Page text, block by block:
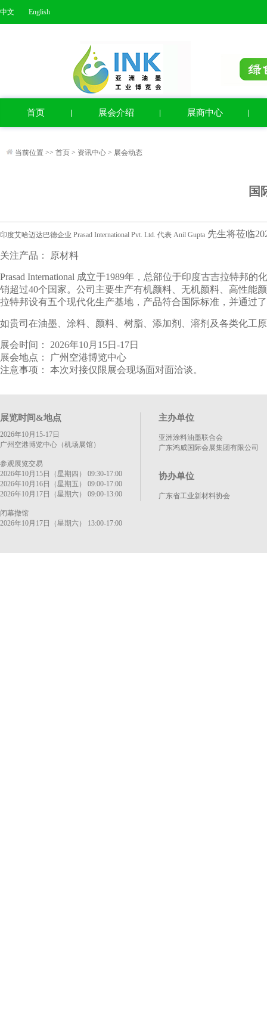
中文 English
首页 展会介绍 展商中心
当前位置 >> 首页 > 资讯中心 > 展会动态
国
印度艾哈迈达巴德企业 Prasad International Pvt. Ltd. 代表 Anil Gupta 先生将莅临
关注产品： 原材料
Prasad International 成立于1989年，总部位于印度古吉拉特邦
销超过40个国家。公司主要生产有机颜料、无机颜料、高性能
拉特邦设有五个现代化生产基地，产品符合国际标准，并通过
如贵司在油墨、涂料、颜料、树脂、添加剂、溶剂及各类化工
展会时间： 2026年10月15日-17日
展会地点： 广州空港博览中心
注意事项： 本次对接仅限展会现场面对面洽谈。
展览时间&地点
2026年10月15-17日
广州空港博览中心（机场展馆）
参观展览交易
2026年10月15日（星期四） 09:30-17:00
2026年10月16日（星期五） 09:00-17:00
2026年10月17日（星期六） 09:00-13:00
闭幕撤馆
2026年10月17日（星期六） 13:00-17:00
主办单位
亚洲涂料油墨联合会
广东鸿威国际会展集团有限公司
协办单位
广东省工业新材料协会